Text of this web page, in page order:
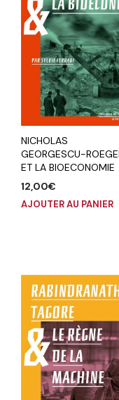
NICHOLAS
GEORGESCU-
ET LA BIOECONOMIE
12,00€
AJOUTER AU PANIER